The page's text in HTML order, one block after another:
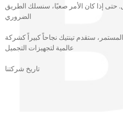
حتى إذا كان الأمر صعبًا، سنسلك الطريق
الضروري
المستمر، ستقدم تينتيك نجاحاً كبيراً كشركة
عالمية لتجهيزات التجميل
تاريخ شركتنا